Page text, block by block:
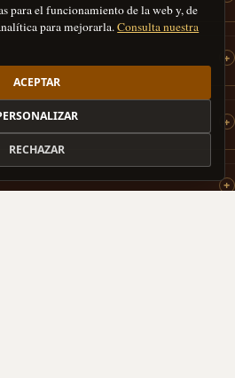
para el funcionamiento de la web y, de
para mejorarla.Consulta nuestra
ACEPTAR
RECHAZAR